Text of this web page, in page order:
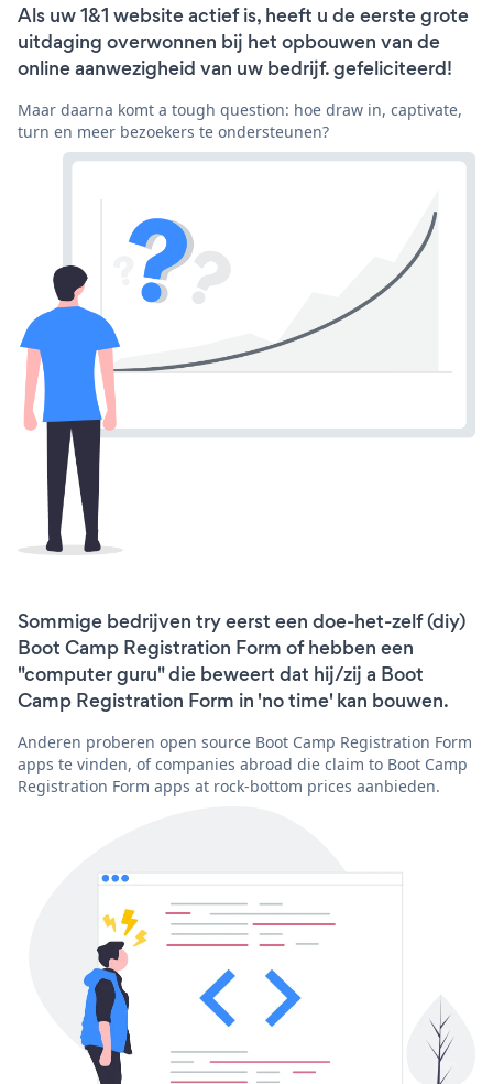
Als uw 1&1 website actief is, heeft u de eerste grote
uitdaging overwonnen bij het opbouwen van de
online aanwezigheid van uw bedrijf. gefeliciteerd!
Maar daarna komt a tough question: hoe draw in, captivate,
turn en meer bezoekers te ondersteunen?
Sommige bedrijven try eerst een doe-het-zelf (diy)
Boot Camp Registration Form of hebben een
"computer guru" die beweert dat hij/zij a Boot
Camp Registration Form in 'no time' kan bouwen.
Anderen proberen open source Boot Camp Registration Form
apps te vinden, of companies abroad die claim to Boot Camp
Registration Form apps at rock-bottom prices aanbieden.